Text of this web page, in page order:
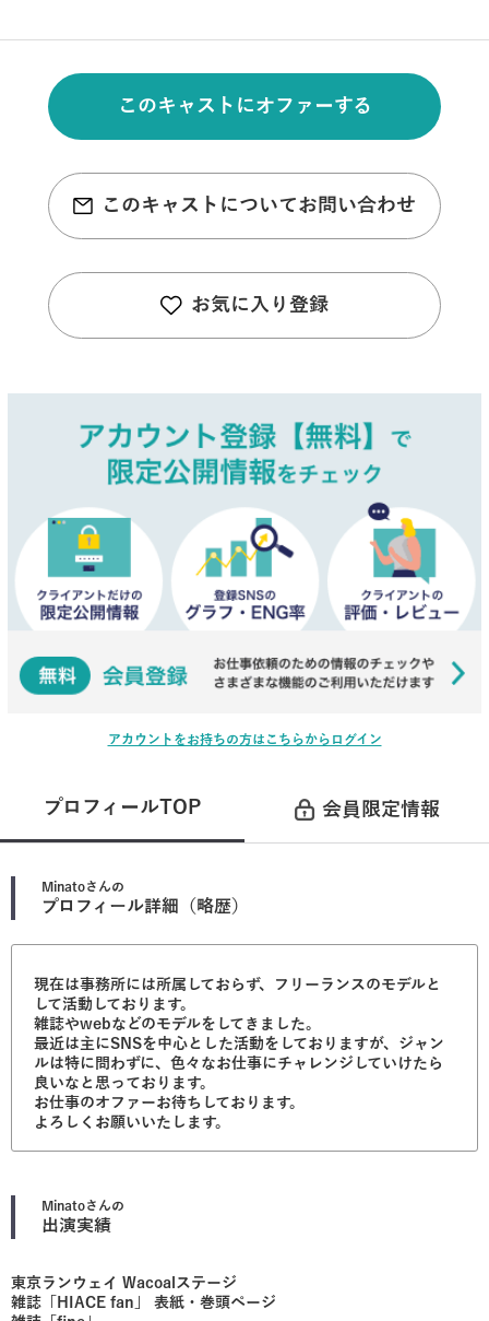
このキャストにオファーする
このキャストについてお問い合わせ
お気に入り登録
アカウントをお持ちの方はこちらからログイン
プロフィールTOP 会員限定情報
Minatoさんの
プロフィール詳細（略歴）
現在は事務所には所属しておらず、フリーランスのモデルと
して活動しております。
雑誌やwebなどのモデルをしてきました。
最近は主にSNSを中心とした活動をしておりますが、ジャン
ルは特に問わずに、色々なお仕事にチャレンジしていけたら
良いなと思っております。
お仕事のオファーお待ちしております。
よろしくお願いいたします。
Minatoさんの
出演実績
東京ランウェイ Wacoalステージ
雑誌「HIACE fan」 表紙・巻頭ページ